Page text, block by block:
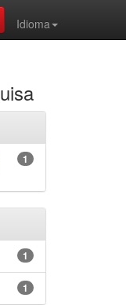
Idioma
1
1
1